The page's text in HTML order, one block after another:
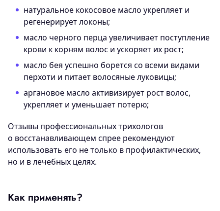
натуральное кокосовое масло укрепляет и
регенерирует локоны;
масло черного перца увеличивает поступление
крови к корням волос и ускоряет их рост;
масло бея успешно борется со всеми видами
перхоти и питает волосяные луковицы;
аргановое масло активизирует рост волос,
укрепляет и уменьшает потерю;
Отзывы профессиональных трихологов
о восстанавливающем спрее рекомендуют
использовать его не только в профилактических,
но и в лечебных целях.
Как применять?